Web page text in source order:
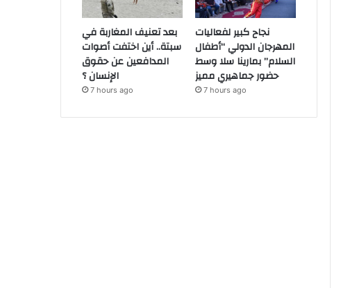
بعد تعنيف المغاربة في
سبتة.. أين اختفت أصوات
المدافعين عن حقوق
الإنسان ؟
7 hours ago
نجاح كبير لفعاليات
المهرجان الدولي “أطفال
السلام” بمارينا سلا وسط
حضور جماهيري مميز
7 hours ago